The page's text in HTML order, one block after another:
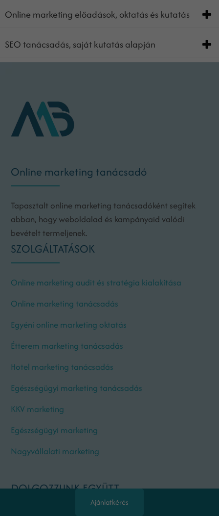
Online marketing előadások, oktatás és kutatás
SEO tanácsadás, saját kutatás alapján
Online marketing tanácsadó
Tapasztalt online marketing tanácsadóként segítek
abban, hogy weboldalad és kampányaid valódi
bevételt termeljenek.
SZOLGÁLTATÁSOK
Online marketing audit és stratégia kialakítása
Online marketing tanácsadás
Egyéni online marketing oktatás
Étterem marketing tanácsadás
Hotel marketing tanácsadás
Egészségügyi marketing tanácsadás
KKV marketing
Egészségügyi marketing
Nagyvállalati marketing
DOLGOZZUNK EGYÜTT
Ajánlatkérés